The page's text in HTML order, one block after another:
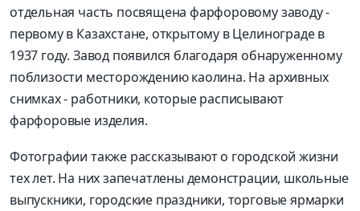
отдельная часть посвящена фарфоровому заводу -
первому в Казахстане, открытому в Целинограде в
1937 году. Завод появился благодаря обнаруженному
поблизости месторождению каолина. На архивных
снимках - работники, которые расписывают
фарфоровые изделия.
Фотографии также рассказывают о городской жизни
тех лет. На них запечатлены демонстрации, школьные
выпускники, городские праздники, торговые ярмарки